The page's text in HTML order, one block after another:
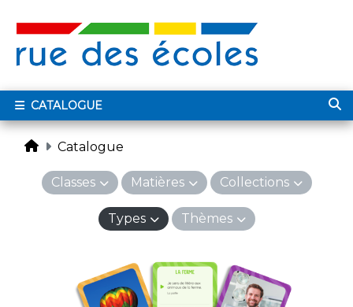
CATALOGUE
Catalogue
Classes Matières Collections
Types Thèmes